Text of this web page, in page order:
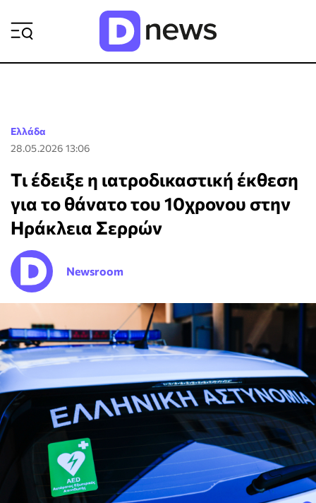
Ελλάδα
28.05.2026 13:06
Τι έδειξε η ιατροδικαστική έκθεση
για το θάνατο του 10χρονου στην
Ηράκλεια Σερρών
Newsroom